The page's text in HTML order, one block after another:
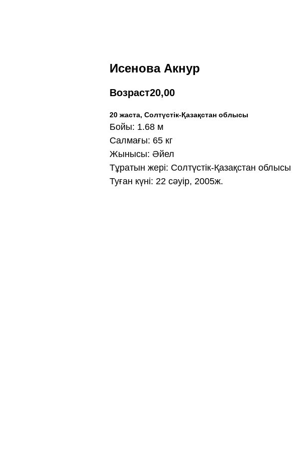
Исенова Акнур
Возраст20,00
20 жаста, Солтүстік-Қазақстан облысы
Бойы: 1.68 м
Салмағы: 65 кг
Жынысы: Әйел
Тұратын жері: Солтүстік-Қазақстан облысы
Туған күні: 22 сәуір, 2005ж.